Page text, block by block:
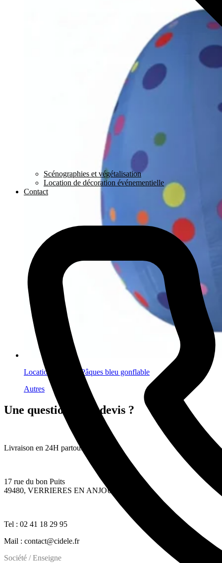
Location Oeuf de Pâques bleu gonflable
Autres
Une question ? Un devis ?
Livraison en 24H partout en France
17 rue du bon Puits
49480, VERRIERES EN ANJOU
Tel : 02 41 18 29 95
Mail : contact@cidele.fr
Société / Enseigne
Scénographies et végétalisation
Location de décoration événementielle
Contact